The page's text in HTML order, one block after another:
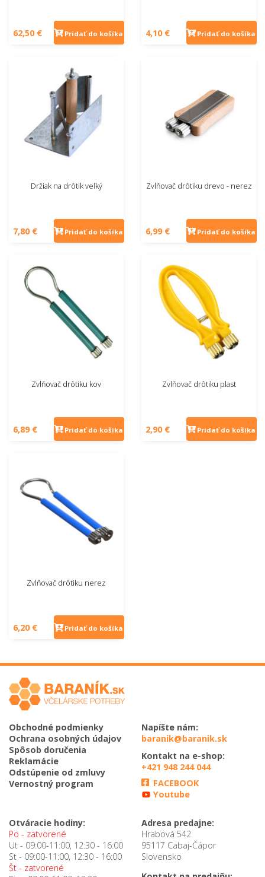
62,50 € Pridať do košíka 4,10 € Pridať do košíka
Držiak na drôtik veľký
7,80 € Pridať do košíka
Zvlňovač drôtiku drevo - nerez
6,99 € Pridať do košíka
Zvlňovač drôtiku kov
6,89 € Pridať do košíka
Zvlňovač drôtiku plast
2,90 € Pridať do košíka
Zvlňovač drôtiku nerez
6,20 € Pridať do košíka
Obchodné podmienky
Ochrana osobných údajov
Spôsob doručenia
Reklamácie
Odstúpenie od zmluvy
Vernostný program
Napíšte nám:
baranik@baranik.sk
Kontakt na e-shop:
+421 948 244 044
FACEBOOK
Youtube
Otváracie hodiny:
Po - zatvorené
Ut - 09:00-11:00, 12:30 - 16:00
St - 09:00-11:00, 12:30 - 16:00
Št - zatvorené
Adresa predajne:
Hrabová 542
95117 Cabaj-Čápor
Slovensko